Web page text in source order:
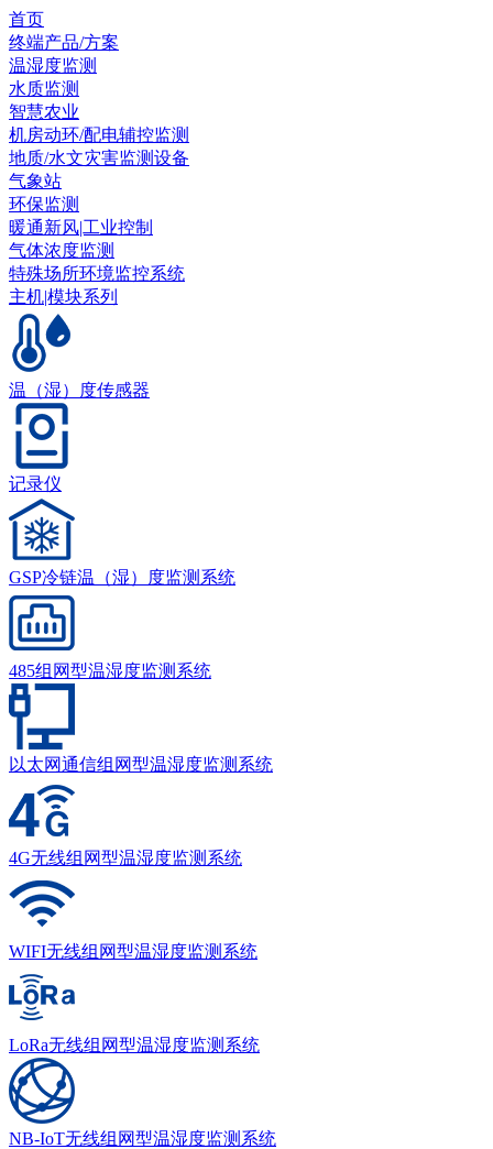
首页
终端产品/方案
温湿度监测
水质监测
智慧农业
机房动环/配电辅控监测
地质/水文灾害监测设备
气象站
环保监测
暖通新风|工业控制
气体浓度监测
特殊场所环境监控系统
主机|模块系列
温（湿）度传感器
记录仪
GSP冷链温（湿）度监测系统
485组网型温湿度监测系统
以太网通信组网型温湿度监测系统
4G无线组网型温湿度监测系统
WIFI无线组网型温湿度监测系统
LoRa无线组网型温湿度监测系统
NB-IoT无线组网型温湿度监测系统